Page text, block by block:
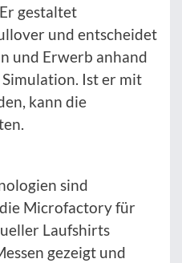
gestaltet
und entscheidet
und Erwerb anhand
Ist er mit
kann die
sind
Microfactory für
Laufshirts
gezeigt und